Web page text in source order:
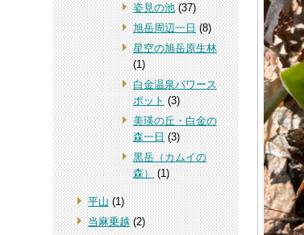
姿見の池(37)
旭岳周辺一日(8)
星空の旭岳原生林
(1)
白金温泉パワース
ポット(3)
美瑛の丘・白金の
森一日(3)
黒岳（カムイの
森）(1)
平山(1)
当麻乗越(2)